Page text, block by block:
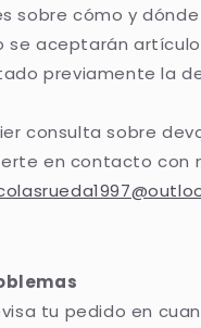
sobre cómo y
se aceptarán
previamente la
consulta sobre
en contacto con
tu pedido en